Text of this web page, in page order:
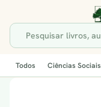
Todos Ciências Sociais